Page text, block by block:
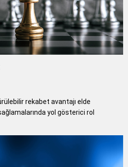
rekabet avantajı elde
yol gösterici rol